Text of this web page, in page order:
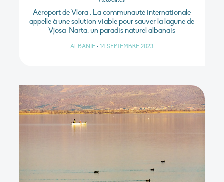
Aéroport de Vlora : La communauté internationale
appelle à une solution viable pour sauver la lagune de
Vjosa-Narta, un paradis naturel albanais
ALBANIE • 14 SEPTEMBRE 2023